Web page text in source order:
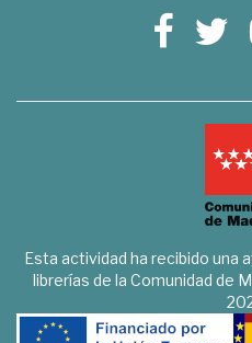
Esta actividad ha recibido una
librerías de la Comunidad de